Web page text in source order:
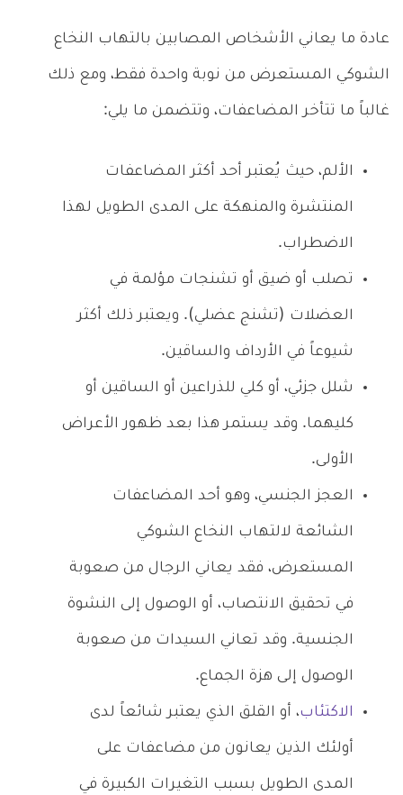
عادة ما يعاني الأشخاص المصابين بالتهاب النخاع
الشوكي المستعرض من نوبة واحدة فقط، ومع ذلك
غالباً ما تتأخر المضاعفات، وتتضمن ما يلي:
الألم، حيث يُعتبر أحد أكثر المضاعفات
المنتشرة والمنهكة على المدى الطويل لهذا
الاضطراب.
تصلب أو ضيق أو تشنجات مؤلمة في
العضلات (تشنج عضلي). ويعتبر ذلك أكثر
شيوعاً في الأرداف والساقين.
شلل جزئي، أو كلي للذراعين أو الساقين أو
كليهما. وقد يستمر هذا بعد ظهور الأعراض
الأولى.
العجز الجنسي، وهو أحد المضاعفات
الشائعة لالتهاب النخاع الشوكي
المستعرض، فقد يعاني الرجال من صعوبة
في تحقيق الانتصاب، أو الوصول إلى النشوة
الجنسية. وقد تعاني السيدات من صعوبة
الوصول إلى هزة الجماع.
الاكتئاب، أو القلق الذي يعتبر شائعاً لدى
أولئك الذين يعانون من مضاعفات على
المدى الطويل بسبب التغيرات الكبيرة في